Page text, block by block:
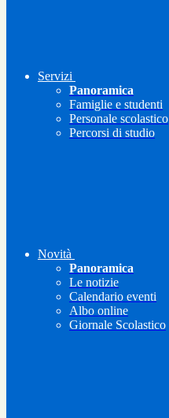
Servizi
Panoramica
Famiglie e studenti
Personale scolastico
Percorsi di studio
Novità
Panoramica
Le notizie
Calendario eventi
Albo online
Giornale Scolastico